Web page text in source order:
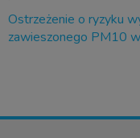
Ostrzeżenie o ryzyku
zawieszonego PM10